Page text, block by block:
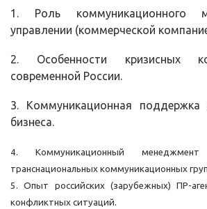
1. Роль коммуникационного
управлении (коммерческой
2. Особенности кризисных
современной России.
3. Коммуникационная поддержка
бизнеса.
4. Коммуникационный
транснациональных коммуникационных
5. Опыт российских (зарубежных) ПР-
конфликтных ситуаций.